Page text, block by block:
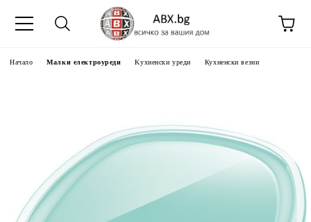
Начало Малки електроуреди Kухненски уреди Кухненски везни